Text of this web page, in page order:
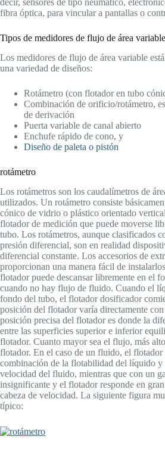
decir, sensores de tipo neumático,
fibra óptica, para vincular a pantallas o
Tipos de medidores de flujo de área variable
Los medidores de flujo de área variable
una variedad de diseños:
Rotámetro (con flotador en tubo
Combinación de orificio/rotámetro,
de derivación
Puerta variable de canal abierto
Enchufe rápido de cono, y
Diseño de paleta o pistón
rotámetro
Los rotámetros son los caudalímetros de
utilizados. Un rotámetro consiste
cónico de vidrio o plástico orientado
flotador de medición que puede moverse
tubo. Los rotámetros, aunque clasificados
presión diferencial, son en realidad
diferencial constante. Los accesorios de
proporcionan una manera fácil de
flotador puede descansar libremente en el
cuando no hay flujo de fluido. Cuando el
fondo del tubo, el flotador dosificador
posición del flotador varía directamente
posición precisa del flotador es donde la
entre las superficies superior e inferior
flotador. Cuanto mayor sea el flujo, más
flotador. En el caso de un fluido, el flotador
combinación de la flotabilidad del líquido y
velocidad del fluido, mientras que con un
insignificante y el flotador responde en
cabeza de velocidad. La siguiente figura
típico: